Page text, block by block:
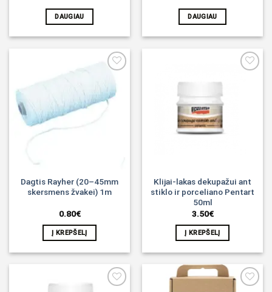
DAUGIAU DAUGIAU
Noriu!
Dagtis Rayher (20–45mm
skersmens žvakei) 1m
0.80€
Į KREPŠELĮ
Klijai-lakas dekupažui ant
stiklo ir porceliano Pentart
50ml
3.50€
Į KREPŠELĮ